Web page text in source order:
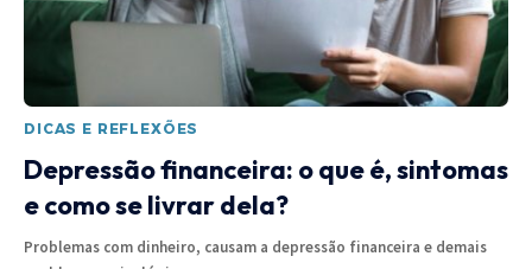
DICAS E REFLEXÕES
Depressão financeira: o que é, sintomas
e como se livrar dela?
Problemas com dinheiro, causam a depressão financeira e demais